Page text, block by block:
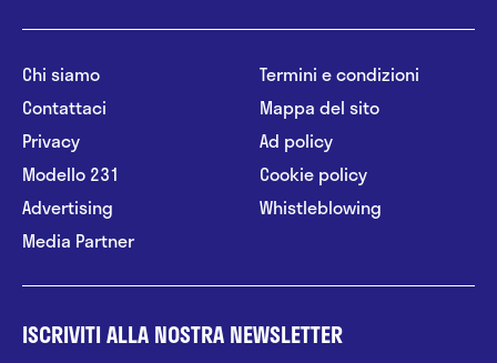
Chi siamo
Contattaci
Privacy
Modello 231
Advertising
Media Partner
Termini e condizioni
Mappa del sito
Ad policy
Cookie policy
Whistleblowing
ISCRIVITI ALLA NOSTRA NEWSLETTER